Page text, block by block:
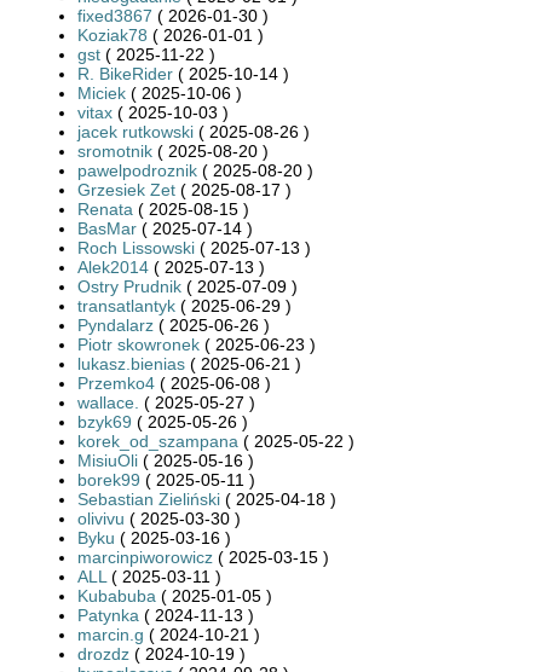
fixed3867 ( 2026-01-30 )
Koziak78 ( 2026-01-01 )
gst ( 2025-11-22 )
R. BikeRider ( 2025-10-14 )
Miciek ( 2025-10-06 )
vitax ( 2025-10-03 )
jacek rutkowski ( 2025-08-26 )
sromotnik ( 2025-08-20 )
pawelpodroznik ( 2025-08-20 )
Grzesiek Zet ( 2025-08-17 )
Renata ( 2025-08-15 )
BasMar ( 2025-07-14 )
Roch Lissowski ( 2025-07-13 )
Alek2014 ( 2025-07-13 )
Ostry Prudnik ( 2025-07-09 )
transatlantyk ( 2025-06-29 )
Pyndalarz ( 2025-06-26 )
Piotr skowronek ( 2025-06-23 )
lukasz.bienias ( 2025-06-21 )
Przemko4 ( 2025-06-08 )
wallace. ( 2025-05-27 )
bzyk69 ( 2025-05-26 )
korek_od_szampana ( 2025-05-22 )
MisiuOli ( 2025-05-16 )
borek99 ( 2025-05-11 )
Sebastian Zieliński ( 2025-04-18 )
olivivu ( 2025-03-30 )
Byku ( 2025-03-16 )
marcinpiworowicz ( 2025-03-15 )
ALL ( 2025-03-11 )
Kubabuba ( 2025-01-05 )
Patynka ( 2024-11-13 )
marcin.g ( 2024-10-21 )
drozdz ( 2024-10-19 )